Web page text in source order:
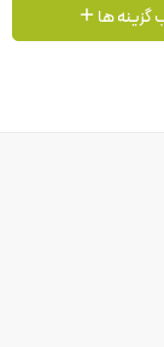
گزینه ها